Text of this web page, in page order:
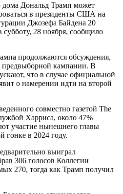
дома Дональд Трамп может
в президенты США на
Джозефа Байдена 20
субботу, 28 ноября, сообщило
продолжаются обсуждения,
предвыборной кампании. В
что в случае официальной
о намерении идти на второй
совместно газетой The
Харриса, около 47%
участие нынешнего главы
гонке в 2024 году.
выиграл
306 голосов Коллегии
270, тогда как Трамп получил